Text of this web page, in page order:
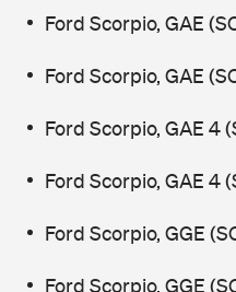
Ford Scorpio, GAE
Ford Scorpio, GAE
Ford Scorpio, GAE 4
Ford Scorpio, GAE 4
Ford Scorpio, GGE
Ford Scorpio, GGE